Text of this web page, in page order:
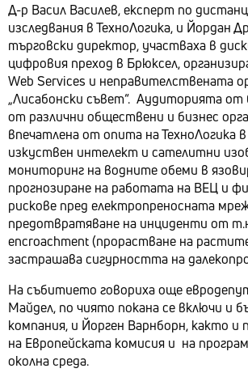
Д-р Васил Василев, експерт по
изследвания в ТехноЛогика, и Йордан
търговски директор, участваха в
цифровия преход в Брюксел,
Web Services и неправителствената
„Лисабонски съвет“. Аудиторията от
от различни обществени и бизнес
впечатлена от опита на ТехноЛогика
изкуствен интелект и сателитни
мониторинг на водните обеми в
прогнозиране на работата на ВЕЦ и
рискове пред електропреносната
предотвратяване на инциденти от
encroachment (прорастване на
застрашава сигурността на
На събитието говориха още
Майдел, по чиято покана се включи и
компания, и Йорген Варнборн, както и
на Европейската комисия и на
околна среда.